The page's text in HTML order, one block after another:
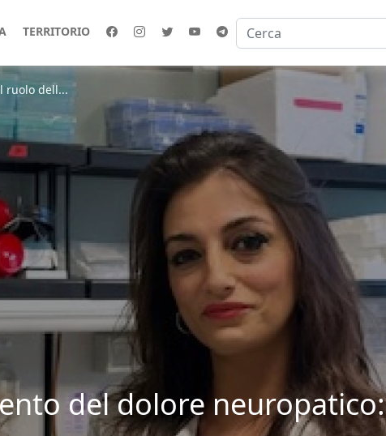
TERRITORIO
ruolo dell...
del dolore neuropatico: